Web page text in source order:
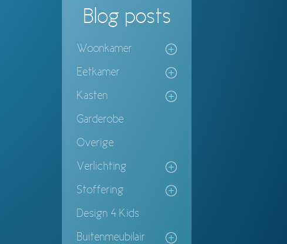
Blog posts
Woonkamer
Eetkamer
Kasten
Garderobe
Overige
Verlichting
Stoffering
Design 4 Kids
Buitenmeubilair